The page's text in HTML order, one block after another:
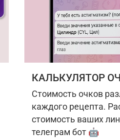
КАЛЬКУЛЯТОР
Стоимость очков
каждого рецепта.
стоимость ваших
телеграм бот 🤖